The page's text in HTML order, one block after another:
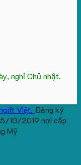
nghỉ Chủ nhật.
Việt. Đăng ký
10/2019 nơi cấp
Mỹ